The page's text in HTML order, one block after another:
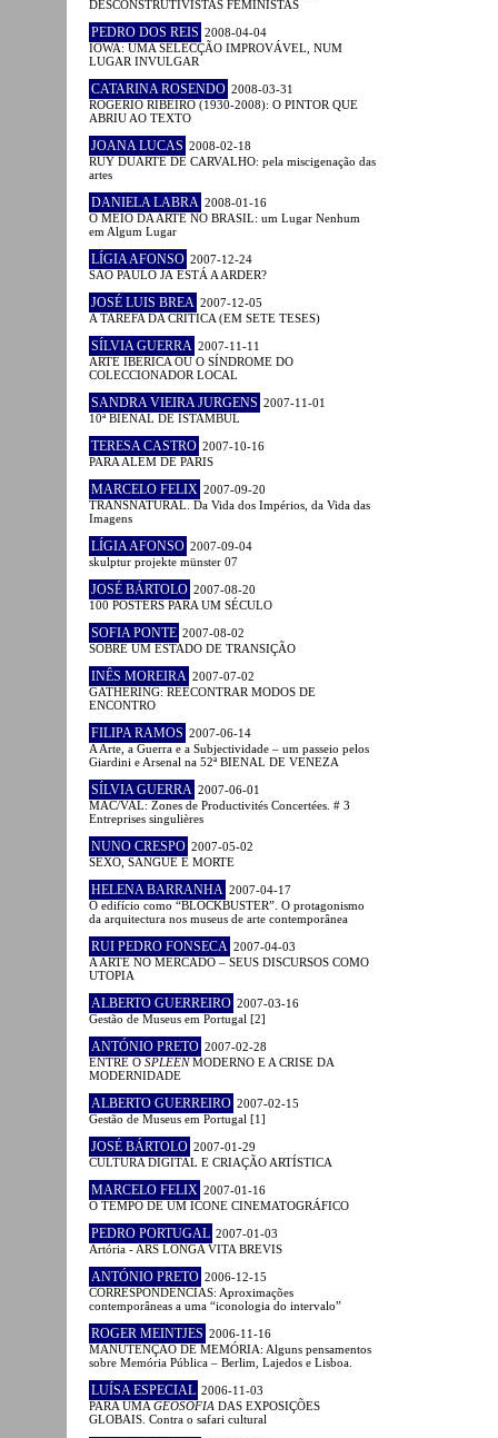
DESCONSTRUTIVISTAS FEMINISTAS
PEDRO DOS REIS 2008-04-04
IOWA: UMA SELECÇÃO IMPROVÁVEL, NUM
LUGAR INVULGAR
CATARINA ROSENDO 2008-03-31
ROGÉRIO RIBEIRO (1930-2008): O PINTOR QUE
ABRIU AO TEXTO
JOANA LUCAS 2008-02-18
RUY DUARTE DE CARVALHO: pela miscigenação das
artes
DANIELA LABRA 2008-01-16
O MEIO DA ARTE NO BRASIL: um Lugar Nenhum
em Algum Lugar
LÍGIA AFONSO 2007-12-24
SÃO PAULO JÁ ESTÁ A ARDER?
JOSÉ LUIS BREA 2007-12-05
A TAREFA DA CRÍTICA (EM SETE TESES)
SÍLVIA GUERRA 2007-11-11
ARTE IBÉRICA OU O SÍNDROME DO
COLECCIONADOR LOCAL
SANDRA VIEIRA JURGENS 2007-11-01
10ª BIENAL DE ISTAMBUL
TERESA CASTRO 2007-10-16
PARA ALÉM DE PARIS
MARCELO FELIX 2007-09-20
TRANSNATURAL. Da Vida dos Impérios, da Vida das
Imagens
LÍGIA AFONSO 2007-09-04
skulptur projekte münster 07
JOSÉ BÁRTOLO 2007-08-20
100 POSTERS PARA UM SÉCULO
SOFIA PONTE 2007-08-02
SOBRE UM ESTADO DE TRANSIÇÃO
INÊS MOREIRA 2007-07-02
GATHERING: REECONTRAR MODOS DE
ENCONTRO
FILIPA RAMOS 2007-06-14
A Arte, a Guerra e a Subjectividade – um passeio pelos
Giardini e Arsenal na 52ª BIENAL DE VENEZA
SÍLVIA GUERRA 2007-06-01
MAC/VAL: Zones de Productivités Concertées. # 3
Entreprises singulières
NUNO CRESPO 2007-05-02
SEXO, SANGUE E MORTE
HELENA BARRANHA 2007-04-17
O edifício como “BLOCKBUSTER”. O protagonismo
da arquitectura nos museus de arte contemporânea
RUI PEDRO FONSECA 2007-04-03
A ARTE NO MERCADO – SEUS DISCURSOS COMO
UTOPIA
ALBERTO GUERREIRO 2007-03-16
Gestão de Museus em Portugal [2]
ANTÓNIO PRETO 2007-02-28
ENTRE O SPLEENMODERNO E A CRISE DA
MODERNIDADE
ALBERTO GUERREIRO 2007-02-15
Gestão de Museus em Portugal [1]
JOSÉ BÁRTOLO 2007-01-29
CULTURA DIGITAL E CRIAÇÃO ARTÍSTICA
MARCELO FELIX 2007-01-16
O TEMPO DE UM ÍCONE CINEMATOGRÁFICO
PEDRO PORTUGAL 2007-01-03
Artória - ARS LONGA VITA BREVIS
ANTÓNIO PRETO 2006-12-15
CORRESPONDÊNCIAS: Aproximações
contemporâneas a uma “iconologia do intervalo”
ROGER MEINTJES 2006-11-16
MANUTENÇÃO DE MEMÓRIA: Alguns pensamentos
sobre Memória Pública – Berlim, Lajedos e Lisboa.
LUÍSA ESPECIAL 2006-11-03
PARA UMA GEOSOFIA DAS EXPOSIÇÕES
GLOBAIS. Contra o safari cultural